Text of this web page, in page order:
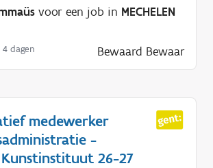
voor een job in MECHELEN
dagen Bewaard Bewaar
medewerker
-
26-27